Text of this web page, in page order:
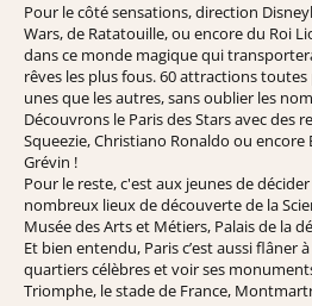
Pour le côté sensations, direction
Wars, de Ratatouille, ou encore du Roi
dans ce monde magique qui
rêves les plus fous. 60 attractions
unes que les autres, sans oublier les
Découvrons le Paris des Stars avec des
Squeezie, Christiano Ronaldo ou
Grévin !
Pour le reste, c'est aux jeunes de décider
nombreux lieux de découverte de la
Musée des Arts et Métiers, Palais de la
Et bien entendu, Paris c’est aussi flâner
quartiers célèbres et voir ses
Triomphe, le stade de France,